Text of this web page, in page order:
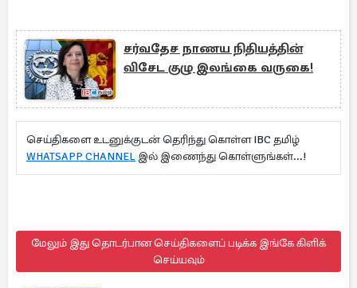
சர்வதேச நாணய நிதியத்தின்
விசேட குழு இலங்கை வருகை!
செய்திகளை உடனுக்குடன் தெரிந்து கொள்ள IBC தமிழ்
WHATSAPP CHANNEL இல் இணைந்து கொள்ளுங்கள்...!
மேலும் இது தொடர்பான செய்திகளைப் படிக்க இங்கே கிளிக்
செய்யவும்